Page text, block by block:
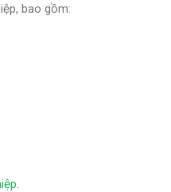
bao gồm:
.